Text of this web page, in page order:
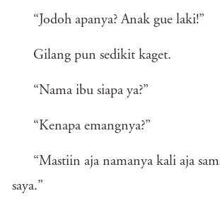
“Jodoh apanya? Anak gue laki!”
Gilang pun sedikit kaget.
“Nama ibu siapa ya?”
“Kenapa emangnya?”
“Mastiin aja namanya kali aja
saya.”